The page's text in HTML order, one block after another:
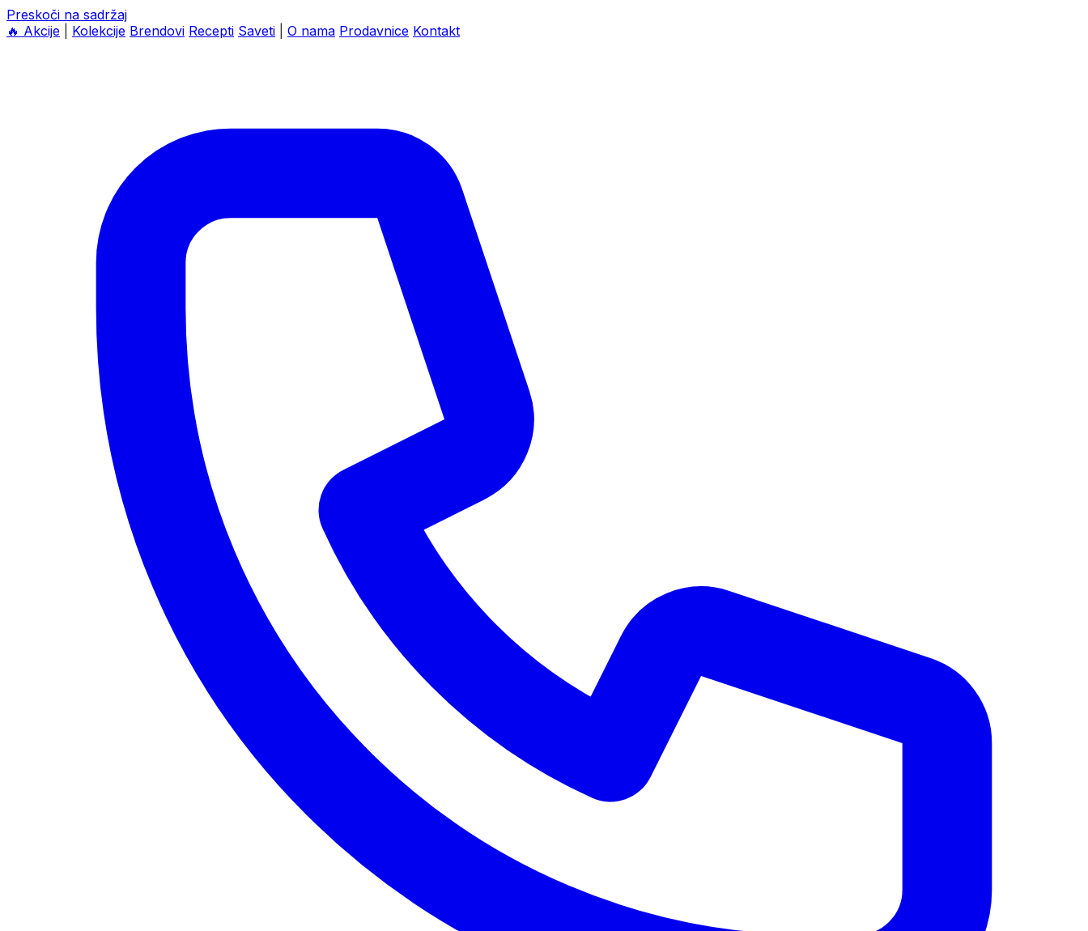
Preskoči na sadržaj
🔥 Akcije Kolekcije Brendovi Recepti Saveti O nama Prodavnice Kontakt